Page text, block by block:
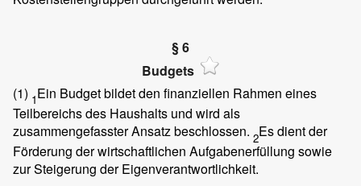
§ 6
Budgets
(1) 1Ein Budget bildet den finanziellen Rahmen eines
Teilbereichs des Haushalts und wird als
zusammengefasster Ansatz beschlossen. 2Es dient der
Förderung der wirtschaftlichen Aufgabenerfüllung sowie
zur Steigerung der Eigenverantwortlichkeit.